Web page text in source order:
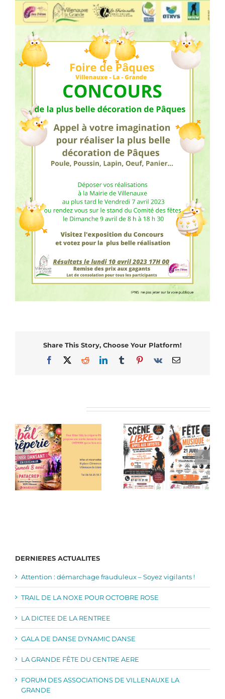
Share This Story, Choose Your Platform!
Facebook
X RedditLinkedInTumblrPinterest
Vk Email
DERNIERES ACTUALITES
Attention : démarchage frauduleux – Soyez vigilants !
TRAIL DE LA NOXE POUR OCTOBRE ROSE
LA DICTEE DE LA RENTREE
GALA DE DANSE DYNAMIC DANSE
LA GRANDE FÊTE DU CENTRE AERE
FORUM DES ASSOCIATIONS DE VILLENAUXE LA
GRANDE